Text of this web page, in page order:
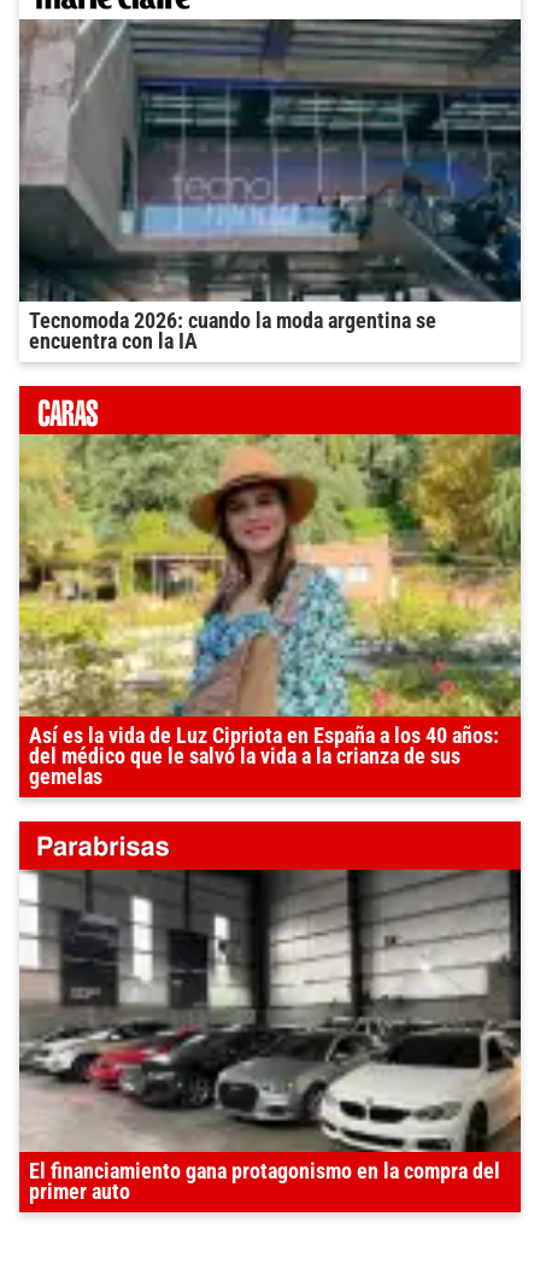
Tecnomoda 2026: cuando la moda argentina se
encuentra con la IA
Así es la vida de Luz Cipriota en España a los 40 años:
del médico que le salvó la vida a la crianza de sus
gemelas
El financiamiento gana protagonismo en la compra del
primer auto